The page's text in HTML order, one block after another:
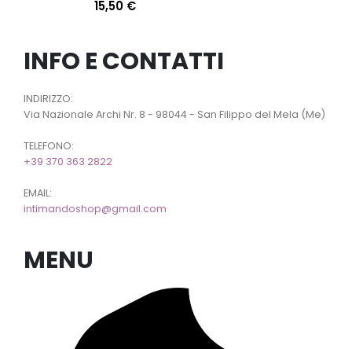
15,50 €
INFO E CONTATTI
INDIRIZZO:
Via Nazionale Archi Nr. 8 - 98044 - San Filippo del Mela (Me)
TELEFONO:
+39 370 363 2822
EMAIL:
intimandoshop@gmail.com
MENU